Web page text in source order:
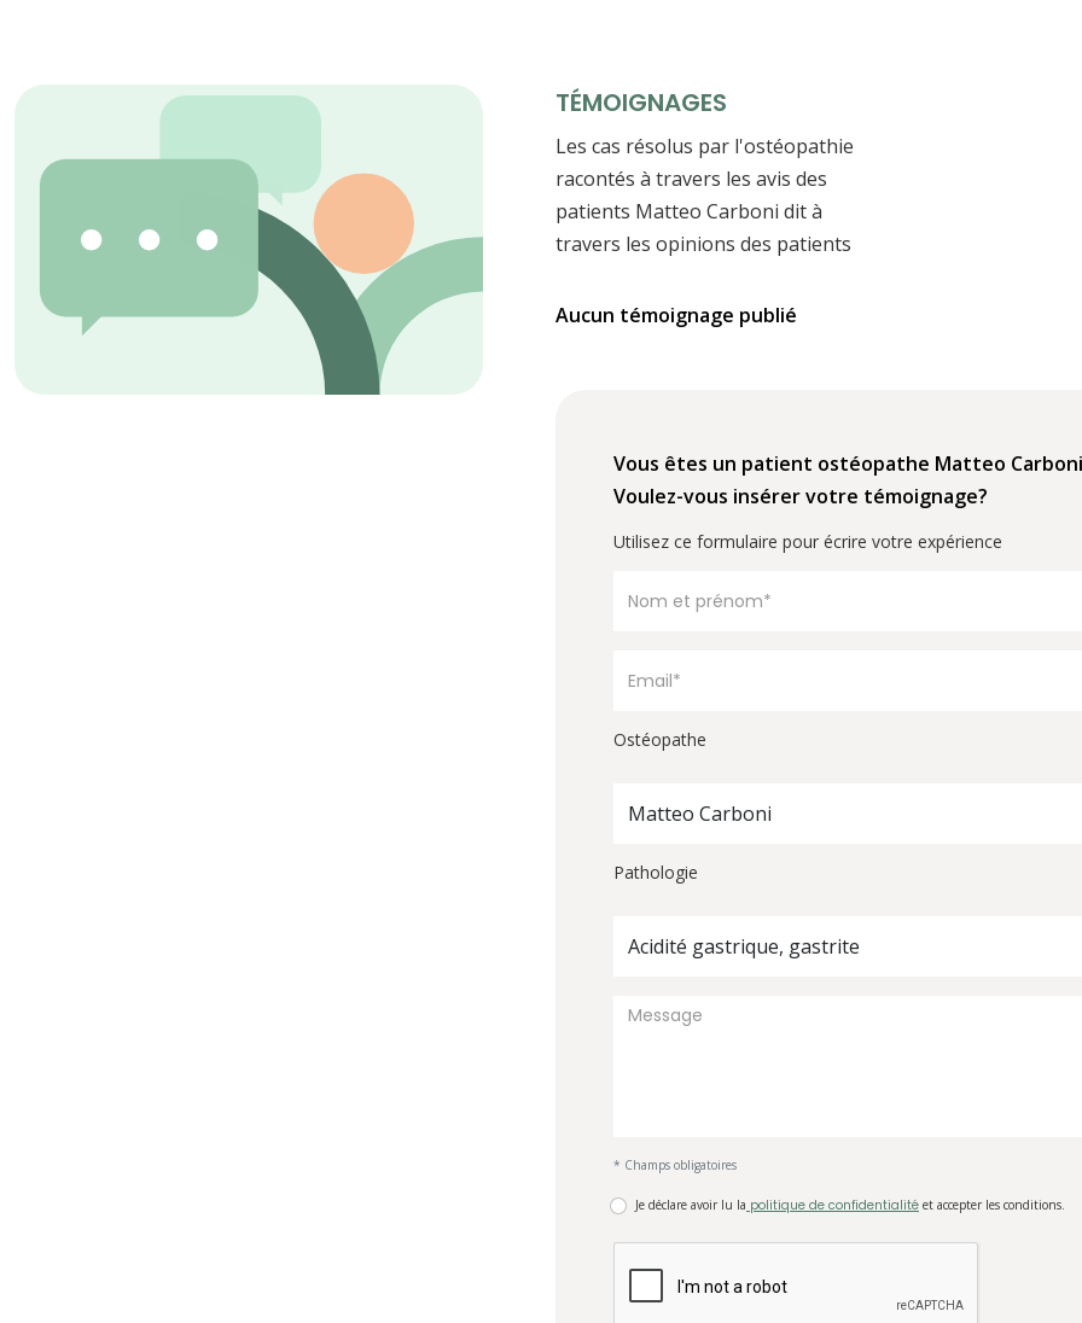
TÉMOIGNAGES
Les cas résolus par l'ostéopathie
racontés à travers les avis des
patients Matteo Carboni dit à
travers les opinions des patients
Aucun témoignage publié
Vous êtes un patient ostéopathe Matteo Carboni
Voulez-vous insérer votre témoignage?
Utilisez ce formulaire pour écrire votre expérience
Ostéopathe
Matteo Carboni
Pathologie
Acidité gastrique, gastrite
* Champs obligatoires
Je déclare avoir lu la politique de confidentialité et accepter les conditions.